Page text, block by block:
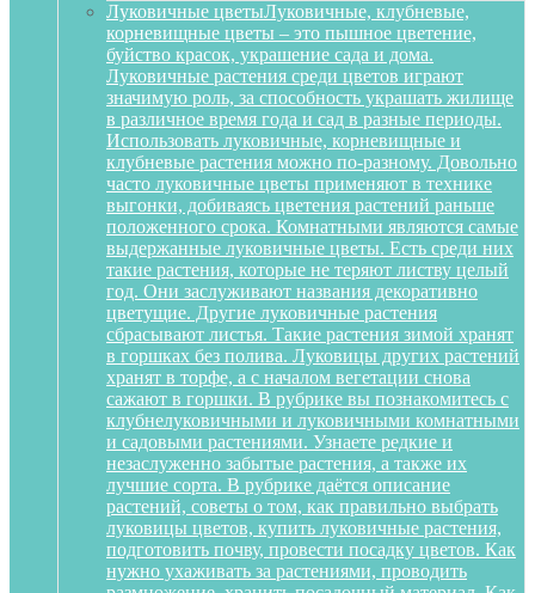
Луковичные цветыЛуковичные, клубневые,
корневищные цветы – это пышное цветение,
буйство красок, украшение сада и дома.
Луковичные растения среди цветов играют
значимую роль, за способность украшать жилище
в различное время года и сад в разные периоды.
Использовать луковичные, корневищные и
клубневые растения можно по-разному. Довольно
часто луковичные цветы применяют в технике
выгонки, добиваясь цветения растений раньше
положенного срока. Комнатными являются самые
выдержанные луковичные цветы. Есть среди них
такие растения, которые не теряют листву целый
год. Они заслуживают названия декоративно
цветущие. Другие луковичные растения
сбрасывают листья. Такие растения зимой хранят
в горшках без полива. Луковицы других растений
хранят в торфе, а с началом вегетации снова
сажают в горшки. В рубрике вы познакомитесь с
клубнелуковичными и луковичными комнатными
и садовыми растениями. Узнаете редкие и
незаслуженно забытые растения, а также их
лучшие сорта. В рубрике даётся описание
растений, советы о том, как правильно выбрать
луковицы цветов, купить луковичные растения,
подготовить почву, провести посадку цветов. Как
нужно ухаживать за растениями, проводить